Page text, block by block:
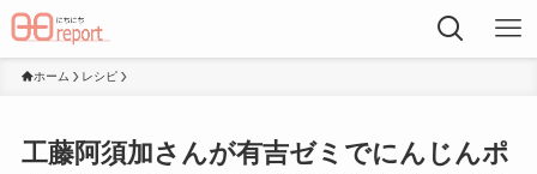
ホーム レシピ
工藤阿須加さんが有吉ゼミでにんじんポ